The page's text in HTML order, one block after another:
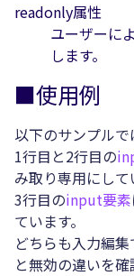
readonly属性
ユーザーに
します。
■使用例
以下のサンプルで
1行目と2行目の
み取り専用にして
3行目のinput要素
ています。
どちらも入力編
と無効の違いを確